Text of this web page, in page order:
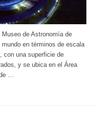
de Astronomía de
en términos de escala
con una superficie de
y se ubica en el Área
…